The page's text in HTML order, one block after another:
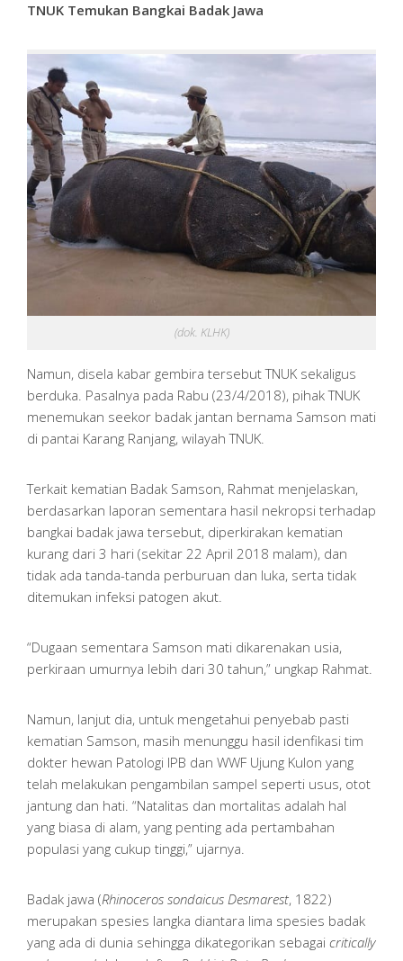
TNUK Temukan Bangkai Badak Jawa
(dok. KLHK)
Namun, disela kabar gembira tersebut TNUK sekaligus
berduka. Pasalnya pada Rabu (23/4/2018), pihak TNUK
menemukan seekor badak jantan bernama Samson mati
di pantai Karang Ranjang, wilayah TNUK.
Terkait kematian Badak Samson, Rahmat menjelaskan,
berdasarkan laporan sementara hasil nekropsi terhadap
bangkai badak jawa tersebut, diperkirakan kematian
kurang dari 3 hari (sekitar 22 April 2018 malam), dan
tidak ada tanda-tanda perburuan dan luka, serta tidak
ditemukan infeksi patogen akut.
“Dugaan sementara Samson mati dikarenakan usia,
perkiraan umurnya lebih dari 30 tahun,” ungkap Rahmat.
Namun, lanjut dia, untuk mengetahui penyebab pasti
kematian Samson, masih menunggu hasil idenfikasi tim
dokter hewan Patologi IPB dan WWF Ujung Kulon yang
telah melakukan pengambilan sampel seperti usus, otot
jantung dan hati. “Natalitas dan mortalitas adalah hal
yang biasa di alam, yang penting ada pertambahan
populasi yang cukup tinggi,” ujarnya.
Badak jawa (Rhinoceros sondaicus Desmarest, 1822)
merupakan spesies langka diantara lima spesies badak
yang ada di dunia sehingga dikategorikan sebagai critically